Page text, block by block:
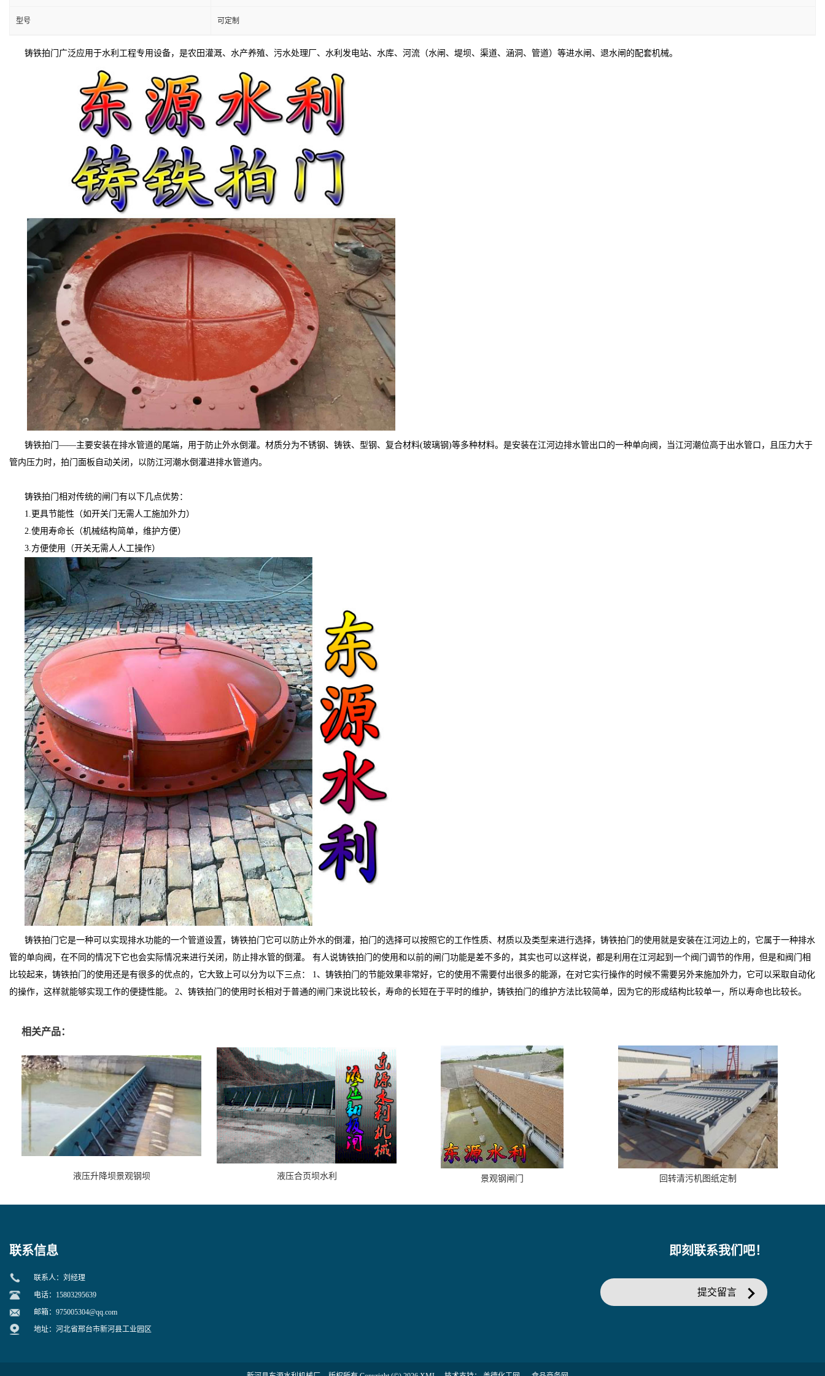
型号 可定制
铸铁拍门广泛应用于水利工程专用设备，是农田灌溉、水产养殖、污水处理厂、水利发电站、水库、河流（水闸、堤坝、渠道、涵洞、管道）等进水闸、退水闸的配套机械。
铸铁拍门 ——主要安装在排水管道的尾端，用于防止外水倒灌。材质分为不锈钢、铸铁、型钢、复合材料(玻璃钢)等多种材料。是安装在江河边排水管出口的一种单向阀，当江河潮位高于出水管口，且压力大于
管内压力时，拍门面板自动关闭，以防江河潮水倒灌进排水管道内。
铸铁拍门相对传统的闸门有以下几点优势：
1.更具节能性（如开关门无需人工施加外力）
2.使用寿命长（机械结构简单，维护方便）
3.方便使用（开关无需人人工操作）
铸铁拍门它是一种可以实现排水功能的一个管道设置，铸铁拍门它可以防止外水的倒灌，拍门的选择可以按照它的工作性质、材质以及类型来进行选择，铸铁拍门的使用就是安装在江河边上的，它属于一种排水
管的单向阀，在不同的情况下它也会实际情况来进行关闭，防止排水管的倒灌。
有人说铸铁拍门的使用和以前的闸门功能是差不多的，其实也可以这样说，都是利用在江河起到一个阀门调节的作用，但是和阀门相
比较起来，铸铁拍门的使用还是有很多的优点的，它大致上可以分为以下三点：
1、铸铁拍门的节能效果非常好，它的使用不需要付出很多的能源，在对它实行操作的时候不需要另外来施加外力，它可以采取自动化
的操作，这样就能够实现工作的便捷性能。 2、铸铁拍门的使用时长相对于普通的闸门来说比较长，寿命的长短在于平时的维护，铸铁拍门的维护方法比较简单，因为它的形成结构比较单一，所以寿命也比较长。
相关产品：
液压升降坝景观钢坝 液压合页坝水利 景观钢闸门 回转清污机图纸定制
联系信息
联系人：刘经理
电话：15803295639
邮箱： 975005304@qq.com
地址：河北省邢台市新河县工业园区
即刻联系我们吧！
提交留言